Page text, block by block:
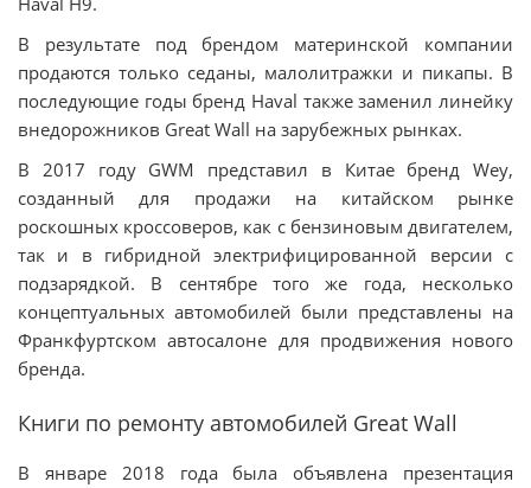
В результате под брендом материнской компании
продаются только седаны, малолитражки и пикапы. В
последующие годы бренд Haval также заменил линейку
внедорожников Great Wall на зарубежных рынках.
В 2017 году GWM представил в Китае бренд Wey,
созданный для продажи на китайском рынке
роскошных кроссоверов, как с бензиновым двигателем,
так и в гибридной электрифицированной версии с
подзарядкой. В сентябре того же года, несколько
концептуальных автомобилей были представлены на
Франкфуртском автосалоне для продвижения нового
бренда.
Книги по ремонту автомобилей Great Wall
В январе 2018 года была объявлена презентация